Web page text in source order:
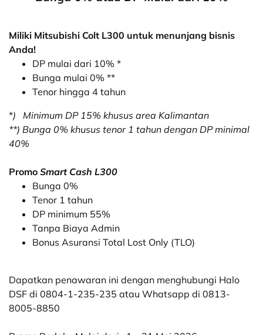
Miliki Mitsubishi Colt L300 untuk menunjang bisnis
Anda!
DP mulai dari 10% *
Bunga mulai 0% **
Tenor hingga 4 tahun
*) Minimum DP 15% khusus area Kalimantan
**) Bunga 0% khusus tenor 1 tahun dengan DP minimal
40%
Promo Smart Cash L300
Bunga 0%
Tenor 1 tahun
DP minimum 55%
Tanpa Biaya Admin
Bonus Asuransi Total Lost Only (TLO)
Dapatkan penawaran ini dengan menghubungi Halo
DSF di 0804-1-235-235 atau Whatsapp di 0813-
8005-8850